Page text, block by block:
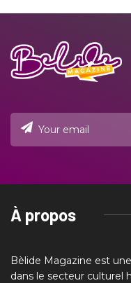
À propos
Bèlide Magazine est
dans le secteur culturel